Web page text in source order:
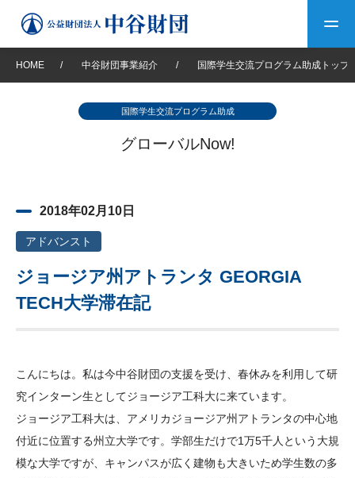
中谷財団について
設立趣意書
沿革 40年史デジタルブック
役員・評議員 公開情報
年報一覧 中谷財団レポート
中谷財団事業紹介
神戸賞 長期大型研究助成
大学院生奨学金
国際学生交流プログラ
ム
科学教育振興助成・
次世代理系人材育成プ
その他情報
アクセス よくあるご質問
サイトマップ 中谷財団アーカイブ
日本語 English マイページ
HOME / 中谷財団事業紹介 / 国際学生交流プログラム助成トップ
国際学生交流プログラム助成
グローバルNow!
2018年02月10日
アドバンスト
ジョージア州アトランタ GEORGIA
TECH大学滞在記
こんにちは。私は今中谷財団の支援を受け、春休みを利用して研
究インターン生としてジョージア工科大に来ています。
ジョージア工科大は、アメリカジョージア州アトランタの中心地
付近に位置する州立大学です。学部生だけで1万5千人という大規
模な大学ですが、キャンパスが広く建物も大きいため学生数の多